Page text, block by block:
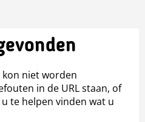
kon niet worden
in de URL staan, of
te helpen vinden wat u